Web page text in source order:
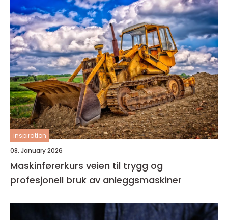
inspiration
08. January 2026
Maskinførerkurs veien til trygg og
profesjonell bruk av anleggsmaskiner